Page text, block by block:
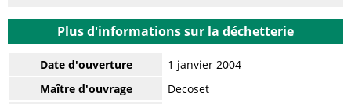
Plus d'informations sur la déchetterie
Date d'ouverture
1 janvier 2004
Maître d'ouvrage
Decoset